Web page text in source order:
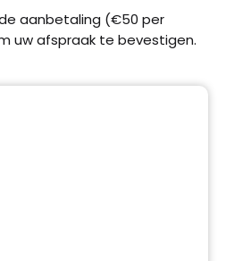
aanbetaling (€50 per
uw afspraak te bevestigen.